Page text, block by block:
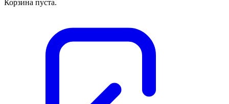
Корзина пуста.